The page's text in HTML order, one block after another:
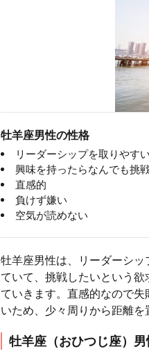
牡羊座男性の性格
リーダーシップを取りやすい
興味を持ったらなんでも挑
直感的
負けず嫌い
空気が読めない
牡羊座男性は、リーダーシ
ていて、挑戦したいという
ていきます。直感的なので
いため、少々周りから距離を
牡羊座（おひつじ座）